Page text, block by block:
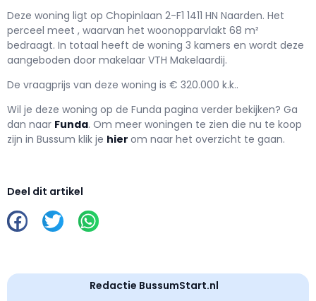
Deze woning ligt op Chopinlaan 2-F1 1411 HN Naarden. Het
perceel meet , waarvan het woonopparvlakt 68 m²
bedraagt. In totaal heeft de woning 3 kamers en wordt deze
aangeboden door makelaar VTH Makelaardij.
De vraagprijs van deze woning is € 320.000 k.k..
Wil je deze woning op de Funda pagina verder bekijken? Ga
dan naar Funda. Om meer woningen te zien die nu te koop
zijn in Bussum klik je hier om naar het overzicht te gaan.
Deel dit artikel
Redactie BussumStart.nl